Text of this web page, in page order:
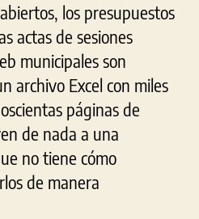
los presupuestos
actas de sesiones
municipales son
archivo Excel con miles
páginas de
de nada a una
no tiene cómo
de manera